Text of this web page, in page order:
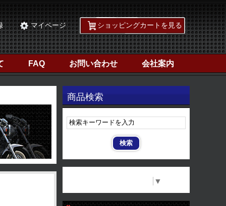
マイページ ショッピングカートを見る
FAQ お問い合わせ 会社案内
商品検索
▼